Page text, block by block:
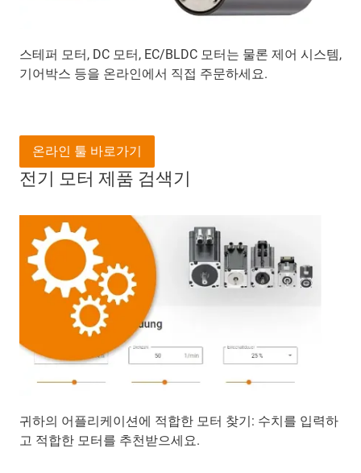
스테퍼 모터, DC 모터, EC/BLDC 모터는 물론 제어 시스템,
기어박스 등을 온라인에서 직접 주문하세요.
전기 모터 제품 검색기
귀하의 어플리케이션에 적합한 모터 찾기: 수치를 입력하
고 적합한 모터를 추천받으세요.
온라인 툴 바로가기